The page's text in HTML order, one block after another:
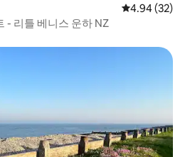
평점 4.94점(5
4.94 (32)
- 리틀 베니스 운하 NZ